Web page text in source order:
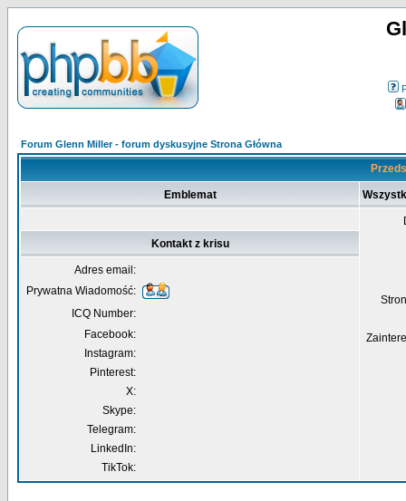
Forum Glenn Miller - forum dyskusyjne Strona Główna
Emblemat
Kontakt z krisu
Adres email:
Prywatna Wiadomość:
ICQ Number:
Facebook:
Instagram:
Pinterest:
X:
Skype:
Telegram:
LinkedIn:
TikTok: